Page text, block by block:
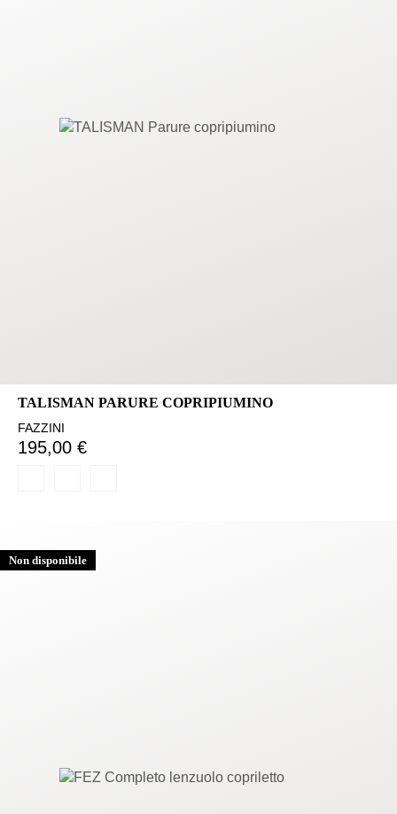
TALISMAN PARURE COPRIPIUMINO
FAZZINI
195,00 €
Non disponibile